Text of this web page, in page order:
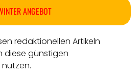
ANGEBOT
redaktionellen Artikeln
diese günstigen